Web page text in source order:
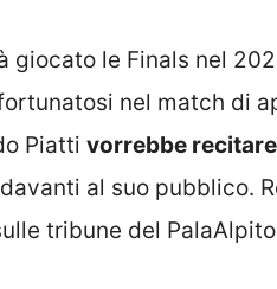
giocato le Finals nel
nel match di
Piatti vorrebbe
al suo pubblico.
tribune del